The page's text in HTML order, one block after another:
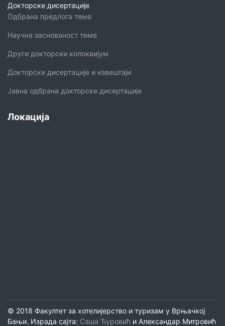
Докторске дисертације
Одбрана предлога теме
Научна заснованост теме
Други докторски колоквијум
Докторске дисертације и извештаји
Јавна одбрана докторске дисертације
Локација
© 2018 Факултет за хотелијерство и туризам у Врњачкој
Бањи. Израда сајта: Саша Ђуровић и Александар Митровић